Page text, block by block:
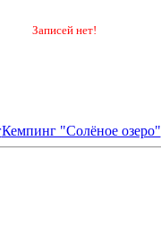
Записей нет!
Кемпинг "Солёное озеро"